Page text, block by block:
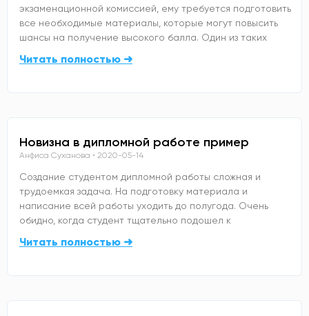
экзаменационной комиссией, ему требуется подготовить
все необходимые материалы, которые могут повысить
шансы на получение высокого балла. Один из таких
Читать полностью ➜
Новизна в дипломной работе пример
Анфиса Суханова 2020-05-14
Создание студентом дипломной работы сложная и
трудоемкая задача. На подготовку материала и
написание всей работы уходить до полугода. Очень
обидно, когда студент тщательно подошел к
Читать полностью ➜